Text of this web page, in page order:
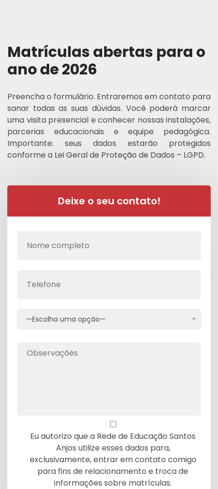
Matrículas abertas para o
ano de 2026
Preencha o formulário. Entraremos em contato para
sanar todas as suas dúvidas. Você poderá marcar
uma visita presencial e conhecer nossas instalações,
parcerias educacionais e equipe pedagógica.
Importante: seus dados estarão protegidos
conforme a Lei Geral de Proteção de Dados – LGPD.
Deixe o seu contato!
—Escolha uma opção—
Eu autorizo que a Rede de Educação Santos
Anjos utilize esses dados para,
exclusivamente, entrar em contato comigo
para fins de relacionamento e troca de
informações sobre matrículas.